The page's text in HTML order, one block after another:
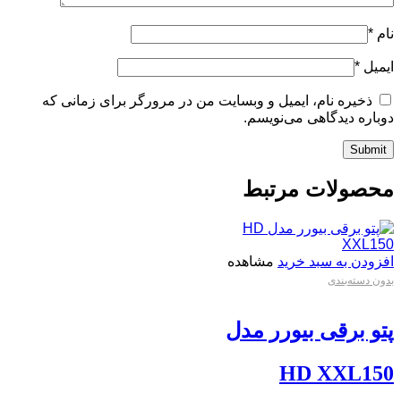
نام *
ایمیل *
ذخیره نام، ایمیل و وبسایت من در مرورگر برای زمانی که
دوباره دیدگاهی می‌نویسم.
محصولات مرتبط
افزودن به سبد خرید مشاهده
بدون دسته‌بندی
پتو برقی بیورر مدل
HD XXL150